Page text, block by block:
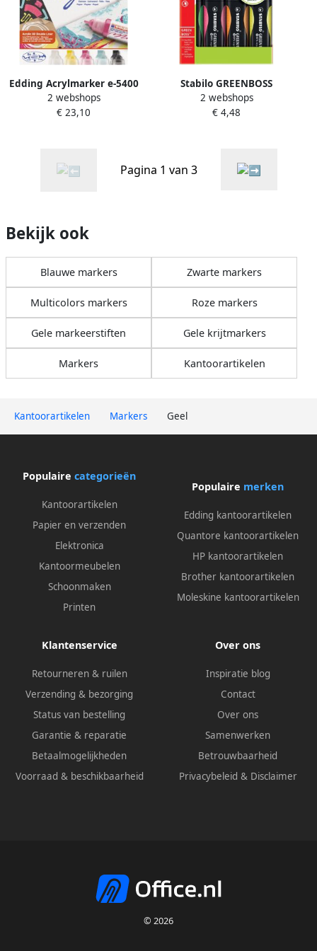
Kantoorartikelen Markers Geel
Edding Acrylmarker e-5400
3D double liner medium
basis assorti set Ã 5 stuks
2 webshops
€ 23,10
Stabilo GREENBOSS
markeerstift blister van 4
stuks in geassorteerde
2 webshops
€ 4,48
Pagina 1 van 3
Bekijk ook
Blauwe markers Zwarte markers
Multicolors markers Roze markers
Gele markeerstiften Gele krijtmarkers
Markers Kantoorartikelen
Populaire categorieën
Kantoorartikelen
Papier en verzenden
Elektronica
Kantoormeubelen
Schoonmaken
Printen
Populaire merken
Edding kantoorartikelen
Quantore kantoorartikelen
HP kantoorartikelen
Brother kantoorartikelen
Moleskine kantoorartikelen
Klantenservice
Retourneren & ruilen
Verzending & bezorging
Status van bestelling
Garantie & reparatie
Betaalmogelijkheden
Voorraad & beschikbaarheid
Over ons
Inspiratie blog
Contact
Over ons
Samenwerken
Betrouwbaarheid
Privacybeleid & Disclaimer
© 2026